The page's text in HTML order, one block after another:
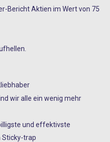
Bericht Aktien im Wert von 75
wir alle ein wenig mehr
und effektivste
trap